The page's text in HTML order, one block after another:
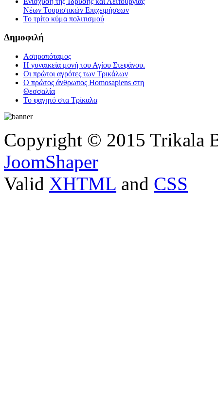
Νέων Τουριστικών Επιχειρήσεων
Το τρίτο κύμα πολιτισμού
Δημοφιλή
Ασπροπόταμος
Η γυναικεία μονή του Αγίου Στεφάνου.
Οι πρώτοι αγρότες των Τρικάλων
Ο πρώτος άνθρωπος Homosapiens στη
Θεσσαλία
Το φαγητό στα Τρίκαλα
Copyright © 2015 Trikala
JoomShaper
Valid XHTML and CSS